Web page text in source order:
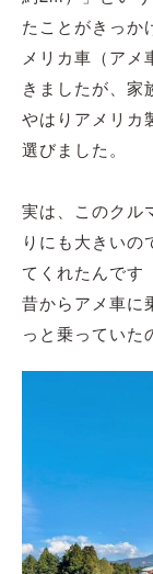
たことがきっか
メリカ車（アメ
きましたが、家
やはりアメリカ
選びました。
実は、このクル
りにも大きいの
てくれたんです
昔からアメ車に
っと乗っていた